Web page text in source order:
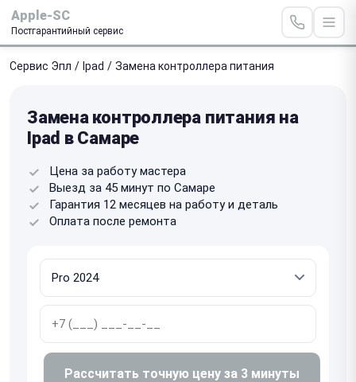
Apple-SC
Постгарантийный сервис
Сервис Эпл / Ipad / Замена контроллера питания
Замена контроллера питания на
Ipad в Самаре
Цена за работу мастера
Выезд за 45 минут по Самаре
Гарантия 12 месяцев на работу и деталь
Оплата после ремонта
Рассчитать точную цену за 3 минуты